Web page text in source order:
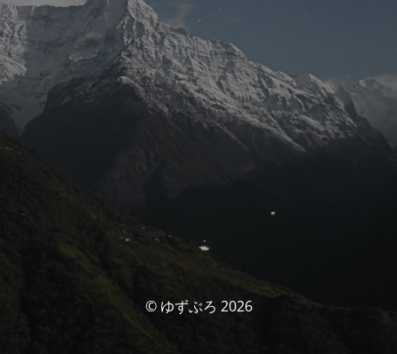
© ゆずぶろ 2026